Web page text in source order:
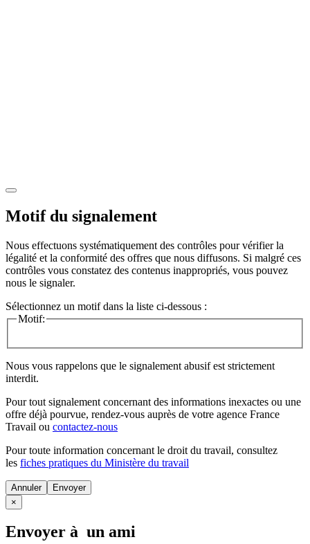
Motif du signalement
Nous effectuons systématiquement des contrôles pour vérifier la
légalité et la conformité des offres que nous diffusons. Si malgré ces
contrôles vous constatez des contenus inappropriés, vous pouvez
nous le signaler.
Sélectionnez un motif dans la liste ci-dessous :
Motif:
Nous vous rappelons que le signalement abusif est strictement
interdit.
Pour tout signalement concernant des informations inexactes ou une
offre déjà pourvue, rendez-vous auprès de votre agence France
Travail ou contactez-nous
Pour toute information concernant le droit du travail, consultez
les fiches pratiques du Ministère du travail
Annuler
×
Envoyer à un ami